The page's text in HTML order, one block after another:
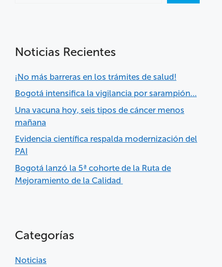
Noticias Recientes
¡No más barreras en los trámites de salud!
Bogotá intensifica la vigilancia por sarampión…
Una vacuna hoy, seis tipos de cáncer menos
mañana
Evidencia científica respalda modernización del
PAI
Bogotá lanzó la 5ª cohorte de la Ruta de
Mejoramiento de la Calidad
Categorías
Noticias